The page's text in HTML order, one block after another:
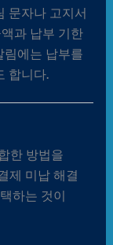
문자나 고지서
과 납부 기한
림에는 납부를
합니다.
한 방법을
제 미납 해결
하는 것이